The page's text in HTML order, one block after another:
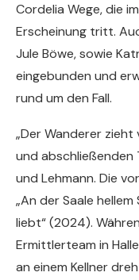
Cordelia Wege, die
Erscheinung tritt.
Jule Böwe, sowie
eingebunden und
rund um den Fall.
„Der Wanderer
und abschließenden
und Lehmann. Die
„An der Saale
liebt“ (2024).
Ermittlerteam in
an einem Kellner